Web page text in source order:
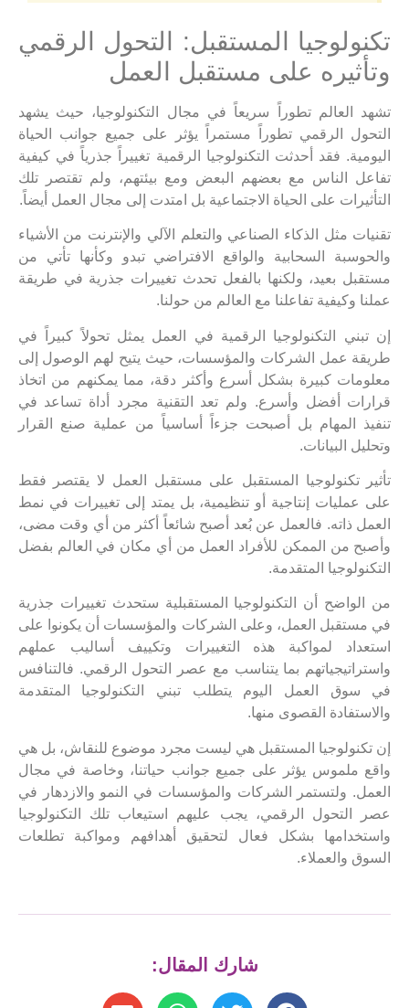
تكنولوجيا المستقبل: التحول الرقمي
وتأثيره على مستقبل العمل
تشهد العالم تطوراً سريعاً في مجال التكنولوجيا، حيث يشهد
التحول الرقمي تطوراً مستمراً يؤثر على جميع جوانب الحياة
اليومية. فقد أحدثت التكنولوجيا الرقمية تغييراً جذرياً في كيفية
تفاعل الناس مع بعضهم البعض ومع بيئتهم، ولم تقتصر تلك
التأثيرات على الحياة الاجتماعية بل امتدت إلى مجال العمل أيضاً.
تقنيات مثل الذكاء الصناعي والتعلم الآلي والإنترنت من الأشياء
والحوسبة السحابية والواقع الافتراضي تبدو وكأنها تأتي من
مستقبل بعيد، ولكنها بالفعل تحدث تغييرات جذرية في طريقة
عملنا وكيفية تفاعلنا مع العالم من حولنا.
إن تبني التكنولوجيا الرقمية في العمل يمثل تحولاً كبيراً في
طريقة عمل الشركات والمؤسسات، حيث يتيح لهم الوصول إلى
معلومات كبيرة بشكل أسرع وأكثر دقة، مما يمكنهم من اتخاذ
قرارات أفضل وأسرع. ولم تعد التقنية مجرد أداة تساعد في
تنفيذ المهام بل أصبحت جزءاً أساسياً من عملية صنع القرار
وتحليل البيانات.
تأثير تكنولوجيا المستقبل على مستقبل العمل لا يقتصر فقط
على عمليات إنتاجية أو تنظيمية، بل يمتد إلى تغييرات في نمط
العمل ذاته. فالعمل عن بُعد أصبح شائعاً أكثر من أي وقت مضى،
وأصبح من الممكن للأفراد العمل من أي مكان في العالم بفضل
التكنولوجيا المتقدمة.
من الواضح أن التكنولوجيا المستقبلية ستحدث تغييرات جذرية
في مستقبل العمل، وعلى الشركات والمؤسسات أن يكونوا على
استعداد لمواكبة هذه التغييرات وتكييف أساليب عملهم
واستراتيجياتهم بما يتناسب مع عصر التحول الرقمي. فالتنافس
في سوق العمل اليوم يتطلب تبني التكنولوجيا المتقدمة
والاستفادة القصوى منها.
إن تكنولوجيا المستقبل هي ليست مجرد موضوع للنقاش، بل هي
واقع ملموس يؤثر على جميع جوانب حياتنا، وخاصة في مجال
العمل. ولتستمر الشركات والمؤسسات في النمو والازدهار في
عصر التحول الرقمي، يجب عليهم استيعاب تلك التكنولوجيا
واستخدامها بشكل فعال لتحقيق أهدافهم ومواكبة تطلعات
السوق والعملاء.
شارك المقال: